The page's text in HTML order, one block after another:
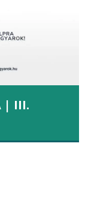
| III.